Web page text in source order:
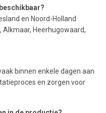
en Noord-Holland
Alkmaar, Heerhugowaard,
binnen enkele dagen aan
en zorgen voor